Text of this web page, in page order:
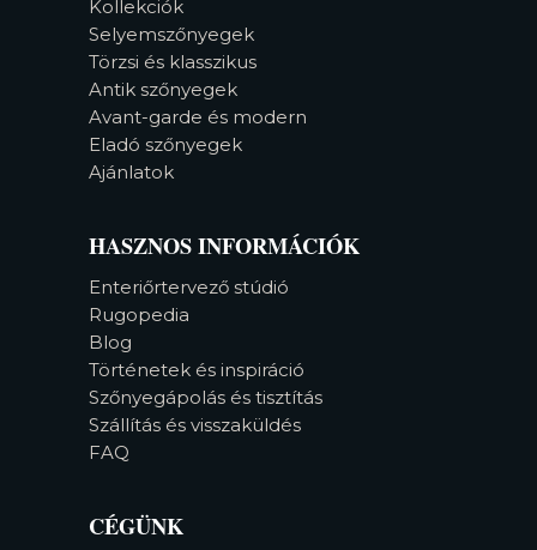
Kollekciók
Selyemszőnyegek
Törzsi és klasszikus
Antik szőnyegek
Avant-garde és modern
Eladó szőnyegek
Ajánlatok
HASZNOS INFORMÁCIÓK
Enteriőrtervező stúdió
Rugopedia
Blog
Történetek és inspiráció
Szőnyegápolás és tisztítás
Szállítás és visszaküldés
FAQ
CÉGÜNK